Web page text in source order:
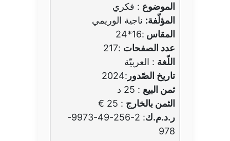
الموضوع : فكري
المؤلّفة: ناجية الوريمي
المقاس :16*24
عدد الصفحات :217
اللّغة : العربيّة
تاريخ الصّدور :2024
ثمن البيع : 25 د
الثمن بالخارج : 25 €
ر.د.م.ك
: 2-256-49-9973-
978